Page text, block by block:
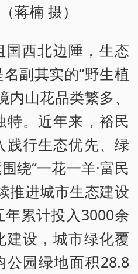
蒋楠 摄）
国西北边陲，生态
副其实的“野生植
山花品类繁多、
特。近年来，裕民
践行生态优先、绿
绕“一花一羊·富民
推进城市生态建设
累计投入3000余
建设，城市绿化覆
公园绿地面积28.8